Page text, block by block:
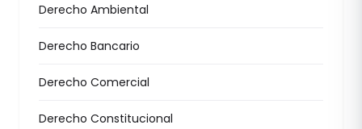
Derecho Ambiental
Derecho Bancario
Derecho Comercial
Derecho Constitucional